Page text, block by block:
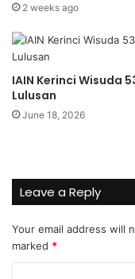
2 weeks ago
IAIN Kerinci Wisuda
Lulusan
June 18, 2026
Leave a Reply
Your email address will
marked *